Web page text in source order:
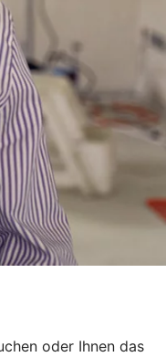
oder Ihnen das